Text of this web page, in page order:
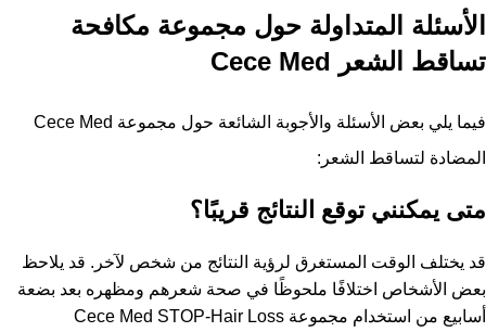
الأسئلة المتداولة حول مجموعة مكافحة
تساقط الشعر Cece Med
فيما يلي بعض الأسئلة والأجوبة الشائعة حول مجموعة Cece Med
المضادة لتساقط الشعر:
متى يمكنني توقع النتائج قريبًا؟
قد يختلف الوقت المستغرق لرؤية النتائج من شخص لآخر. قد يلاحظ
بعض الأشخاص اختلافًا ملحوظًا في صحة شعرهم ومظهره بعد بضعة
أسابيع من استخدام مجموعة Cece Med STOP-Hair Loss